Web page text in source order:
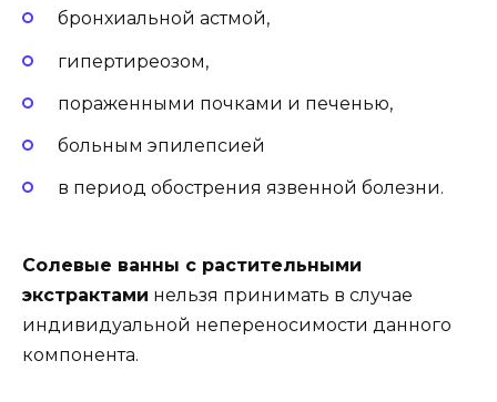
бронхиальной астмой,
гипертиреозом,
пораженными почками и печенью,
больным эпилепсией
в период обострения язвенной болезни.
Солевые ванны с растительными
экстрактами нельзя принимать в случае
индивидуальной непереносимости данного
компонента.